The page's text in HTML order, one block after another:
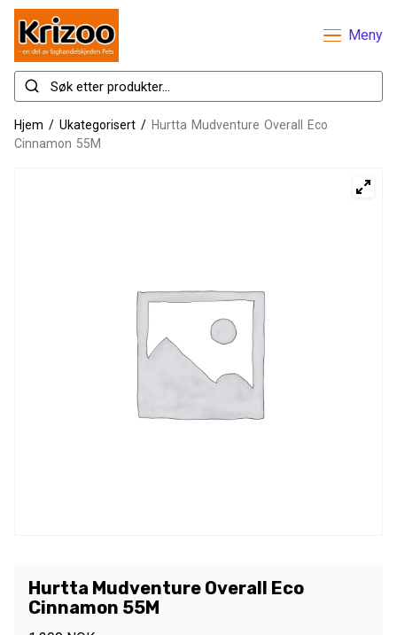
Meny
Hjem / Ukategorisert / Hurtta Mudventure Overall Eco
Cinnamon 55M
Hurtta Mudventure Overall Eco
Cinnamon 55M